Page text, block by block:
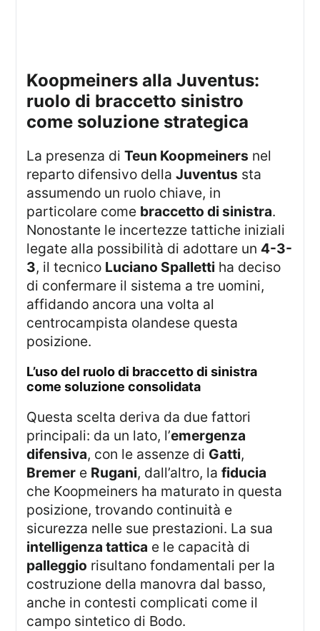
Koopmeiners alla Juventus:
ruolo di braccetto sinistro
come soluzione strategica
La presenza diTeun Koopmeiners nel
reparto difensivo dellaJuventus sta
assumendo un ruolo chiave, in
particolare come braccetto di sinistra.
Nonostante le incertezze tattiche iniziali
legate alla possibilità di adottare un 4-3-
3, il tecnico Luciano Spalletti ha deciso
di confermare il sistema a tre uomini,
affidando ancora una volta al
centrocampista olandese questa
posizione.
l’uso del ruolo di braccetto di sinistra
come soluzione consolidata
Questa scelta deriva da due fattori
principali: da un lato, l’emergenza
difensiva, con le assenze di Gatti,
Bremer e Rugani, dall’altro, lafiducia
che Koopmeiners ha maturato in questa
posizione, trovando continuità e
sicurezza nelle sue prestazioni. La sua
intelligenza tattica e le capacità di
palleggio risultano fondamentali per la
costruzione della manovra dal basso,
anche in contesti complicati come il
campo sintetico di Bodo.